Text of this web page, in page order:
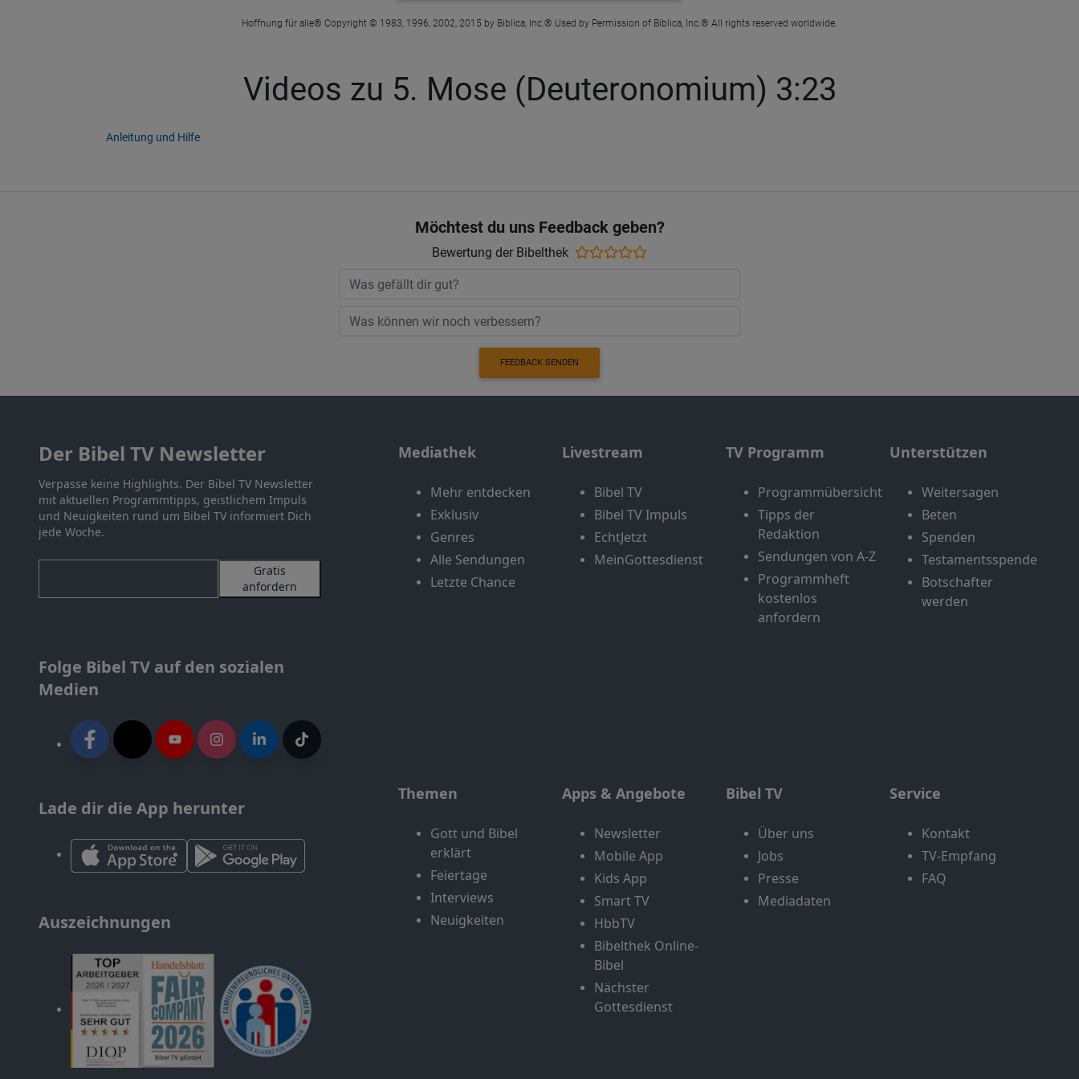
Hoffnung für alle® Copyright © 1983, 1996, 2002, 2015 by Biblica, Inc.® Used by Permission of Biblica, Inc.® All rights reserved worldwide.
Videos zu 5. Mose (Deuteronomium) 3:23
Anleitung und Hilfe
Möchtest du uns Feedback geben?
Bewertung der Bibelthek
FEEDBACK SENDEN
Der Bibel TV Newsletter
Verpasse keine Highlights. Der Bibel TV Newsletter
mit aktuellen Programmtipps, geistlichem Impuls
und Neuigkeiten rund um Bibel TV informiert Dich
jede Woche.
Gratis
anfordern
Folge Bibel TV auf den sozialen
Medien
Lade dir die App herunter
Auszeichnungen
Mediathek
Mehr entdecken
Exklusiv
Genres
Alle Sendungen
Letzte Chance
Livestream
Bibel TV
Bibel TV Impuls
EchtJetzt
MeinGottesdienst
TV Programm
Programmübersicht
Tipps der
Redaktion
Sendungen von A-Z
Programmheft
kostenlos
anfordern
Unterstützen
Weitersagen
Beten
Spenden
Testamentsspende
Botschafter
werden
Themen
Gott und Bibel
erklärt
Feiertage
Interviews
Neuigkeiten
Apps & Angebote
Newsletter
Mobile App
Kids App
Smart TV
HbbTV
Bibelthek Online-
Bibel
Nächster
Gottesdienst
Bibel TV
Über uns
Jobs
Presse
Mediadaten
Service
Kontakt
TV-Empfang
FAQ